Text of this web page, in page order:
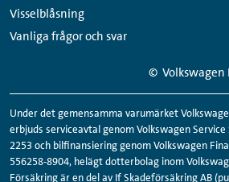
Visselblåsning
Vanliga frågor och svar
© Volkswagen
Under det gemensamma varumärket
erbjuds serviceavtal genom Volkswagen
2253 och bilfinansiering genom Volkswagen
556258-8904, helägt dotterbolag inom
Försäkring är en del av If Skadeförsäkring AB